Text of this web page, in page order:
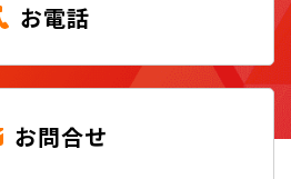
お電話
お問合せ